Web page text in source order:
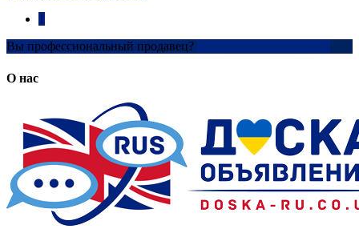
Вы профессиональный продавец?
О нас